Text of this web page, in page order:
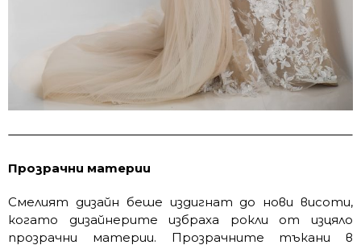
Прозрачни материи
Смелият дизайн беше издигнат до нови висоти,
когато дизайнерите избраха рокли от изцяло
прозрачни материи. Прозрачните тъкани в